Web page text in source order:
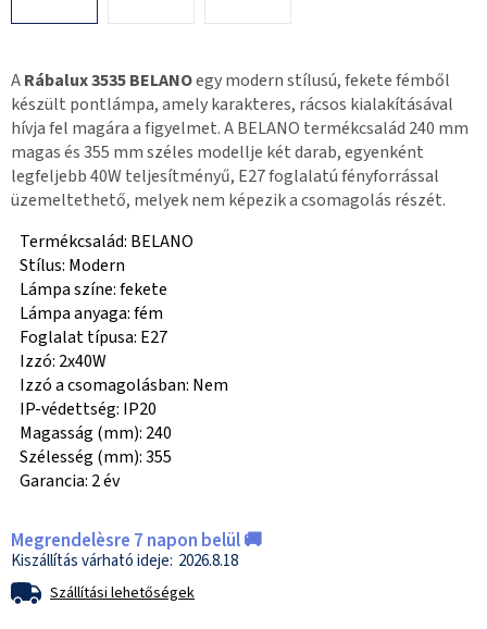
ARábalux 3535 BELANOegy modern stílusú, fekete fémből
készült pontlámpa, amely karakteres, rácsos kialakításával
hívja fel magára a figyelmet. A BELANO termékcsalád 240 mm
magas és 355 mm széles modellje két darab, egyenként
legfeljebb 40W teljesítményű, E27 foglalatú fényforrással
üzemeltethető, melyek nem képezik a csomagolás részét.
Termékcsalád: BELANO
Stílus: Modern
Lámpa színe: fekete
Lámpa anyaga: fém
Foglalat típusa: E27
Izzó: 2x40W
Izzó a csomagolásban: Nem
IP-védettség: IP20
Magasság (mm): 240
Szélesség (mm): 355
Garancia: 2 év
Megrendelèsre 7 napon belül 🚚
2026.8.18
Szállítási lehetőségek